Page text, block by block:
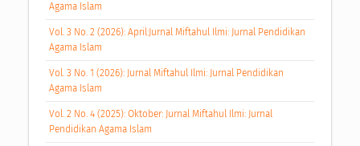
Agama Islam
Vol. 3 No. 2 (2026): April:Jurnal Miftahul Ilmi: Jurnal Pendidikan
Agama Islam
Vol. 3 No. 1 (2026): Jurnal Miftahul Ilmi: Jurnal Pendidikan
Agama Islam
Vol. 2 No. 4 (2025): Oktober: Jurnal Miftahul Ilmi: Jurnal
Pendidikan Agama Islam